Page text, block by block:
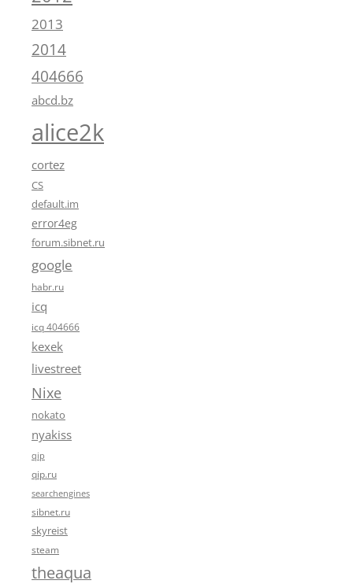
2013
2014
404666
abcd.bz
alice2k
cortez
CS
default.im
error4eg
forum.sibnet.ru
google
habr.ru
icq
icq 404666
kexek
livestreet
Nixe
nokato
nyakiss
qip
qip.ru
searchengines
sibnet.ru
skyreist
steam
theaqua